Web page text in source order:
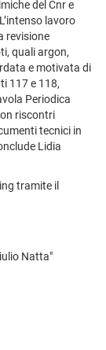
del Cnr e
lavoro
revisione
quali argon,
e motivata di
117 e 118,
Periodica
riscontri
tecnici in
Lidia
tramite il
Natta"